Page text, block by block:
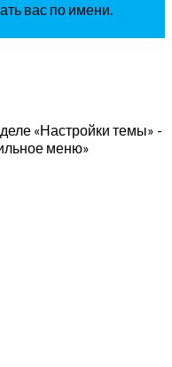
вас по имени.
«Настройки темы» -
меню»